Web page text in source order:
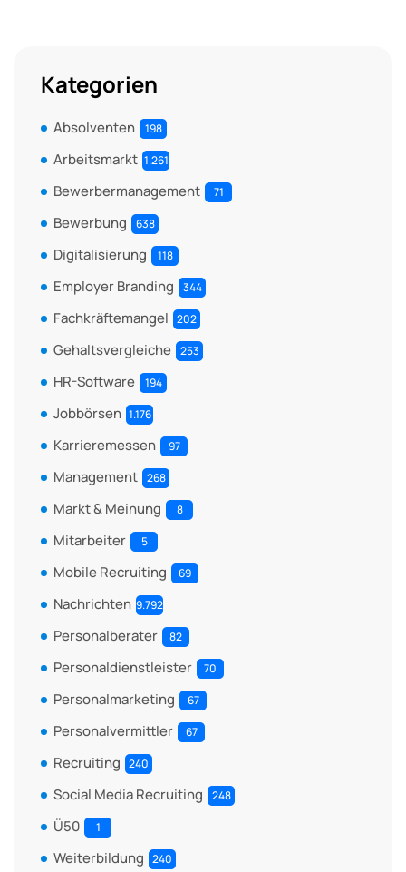
Kategorien
Absolventen 198
Arbeitsmarkt 1.261
Bewerbermanagement 71
Bewerbung 638
Digitalisierung 118
Employer Branding 344
Fachkräftemangel 202
Gehaltsvergleiche 253
HR-Software 194
Jobbörsen 1.176
Karrieremessen 97
Management 268
Markt & Meinung 8
Mitarbeiter 5
Mobile Recruiting 69
Nachrichten 9.792
Personalberater 82
Personaldienstleister 70
Personalmarketing 67
Personalvermittler 67
Recruiting 240
Social Media Recruiting 248
Ü50 1
Weiterbildung 240